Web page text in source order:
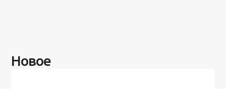
Новое